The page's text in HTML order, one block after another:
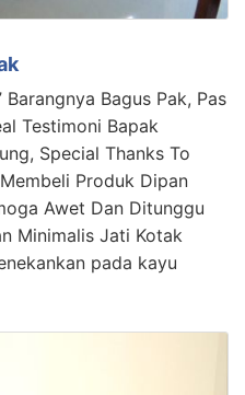
Bagus Pak, Pas
Testimoni Bapak
Special Thanks To
Produk Dipan
Awet Dan Ditunggu
Minimalis Jati Kotak
pada kayu